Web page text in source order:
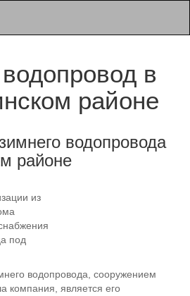
в
районе
водопровода
районе
под
водопровода, сооружением
компания, является его